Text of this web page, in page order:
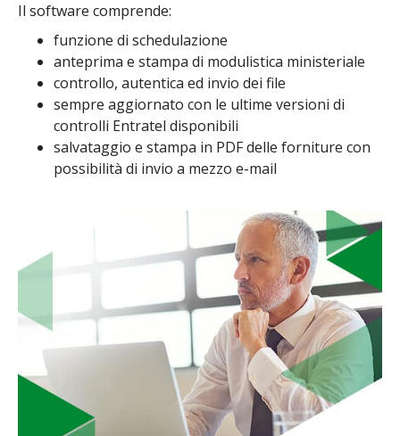
Il software comprende:
funzione di schedulazione
anteprima e stampa di modulistica ministeriale
controllo, autentica ed invio dei file
sempre aggiornato con le ultime versioni di
controlli Entratel disponibili
salvataggio e stampa in PDF delle forniture con
possibilità di invio a mezzo e-mail